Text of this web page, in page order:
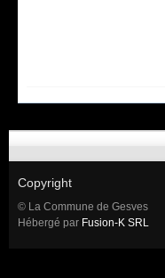
Copyright
© La Commune de Gesves
Hébergé par Fusion-K SRL